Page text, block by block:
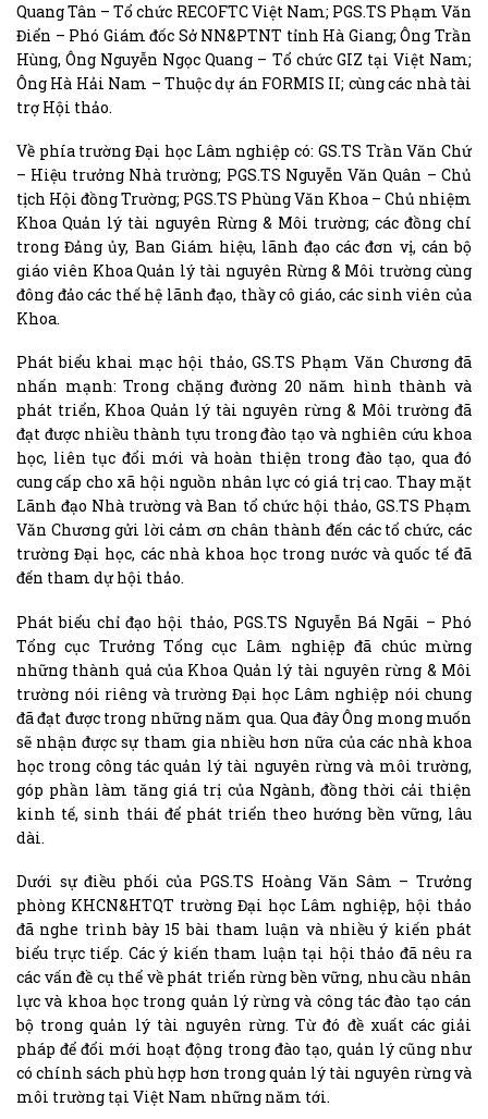
Quang Tân – Tổ chức RECOFTC Việt Nam; PGS.TS Phạm Văn
Điển – Phó Giám đốc Sở NN&PTNT tỉnh Hà Giang; Ông Trần
Hùng, Ông Nguyễn Ngọc Quang – Tổ chức GIZ tại Việt Nam;
Ông Hà Hải Nam – Thuộc dự án FORMIS II; cùng các nhà tài
trợ Hội thảo.
Về phía trường Đại học Lâm nghiệp có: GS.TS Trần Văn Chứ
– Hiệu trưởng Nhà trường; PGS.TS Nguyễn Văn Quân – Chủ
tịch Hội đồng Trường; PGS.TS Phùng Văn Khoa – Chủ nhiệm
Khoa Quản lý tài nguyên Rừng & Môi trường; các đồng chí
trong Đảng ủy, Ban Giám hiệu, lãnh đạo các đơn vị, cán bộ
giáo viên Khoa Quản lý tài nguyên Rừng & Môi trường cùng
đông đảo các thế hệ lãnh đạo, thầy cô giáo, các sinh viên của
Khoa.
Phát biểu khai mạc hội thảo, GS.TS Phạm Văn Chương đã
nhấn mạnh: Trong chặng đường 20 năm hình thành và
phát triển, Khoa Quản lý tài nguyên rừng & Môi trường đã
đạt được nhiều thành tựu trong đào tạo và nghiên cứu khoa
học, liên tục đổi mới và hoàn thiện trong đào tạo, qua đó
cung cấp cho xã hội nguồn nhân lực có giá trị cao. Thay mặt
Lãnh đạo Nhà trường và Ban tổ chức hội thảo, GS.TS Phạm
Văn Chương gửi lời cảm ơn chân thành đến các tổ chức, các
trường Đại học, các nhà khoa học trong nước và quốc tế đã
đến tham dự hội thảo.
Phát biểu chỉ đạo hội thảo, PGS.TS Nguyễn Bá Ngãi – Phó
Tổng cục Trưởng Tổng cục Lâm nghiệp đã chúc mừng
những thành quả của Khoa Quản lý tài nguyên rừng & Môi
trường nói riêng và trường Đại học Lâm nghiệp nói chung
đã đạt được trong những năm qua. Qua đây Ông mong muốn
sẽ nhận được sự tham gia nhiều hơn nữa của các nhà khoa
học trong công tác quản lý tài nguyên rừng và môi trường,
góp phần làm tăng giá trị của Ngành, đồng thời cải thiện
kinh tế, sinh thái để phát triển theo hướng bền vững, lâu
dài.
Dưới sự điều phối của PGS.TS Hoàng Văn Sâm – Trưởng
phòng KHCN&HTQT trường Đại học Lâm nghiệp, hội thảo
đã nghe trình bày 15 bài tham luận và nhiều ý kiến phát
biểu trực tiếp. Các ý kiến tham luận tại hội thảo đã nêu ra
các vấn đề cụ thể về phát triển rừng bền vững, nhu cầu nhân
lực và khoa học trong quản lý rừng và công tác đào tạo cán
bộ trong quản lý tài nguyên rừng. Từ đó đề xuất các giải
pháp để đổi mới hoạt động trong đào tạo, quản lý cũng như
có chính sách phù hợp hơn trong quản lý tài nguyên rừng và
môi trường tại Việt Nam những năm tới.